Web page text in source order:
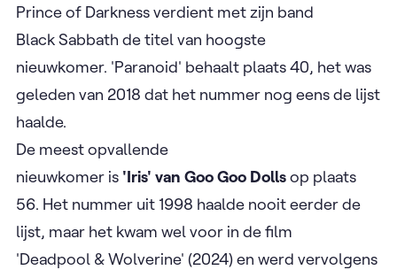
Prince of Darkness verdient met zijn band
Black Sabbath de titel van hoogste
nieuwkomer. 'Paranoid' behaalt plaats 40, het was
geleden van 2018 dat het nummer nog eens de lijst
haalde.
De meest opvallende
nieuwkomer is 'Iris' van Goo Goo Dollsop plaats
56. Het nummer uit 1998 haalde nooit eerder de
lijst, maar het kwam wel voor in de film
'Deadpool & Wolverine' (2024) en werd vervolgens